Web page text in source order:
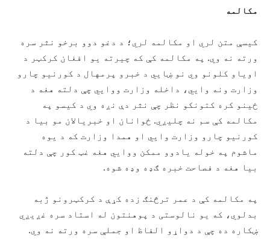
مکالمه
کیسې متن لري او مکالمه لري؛ د دغو دوو برخو نثر سره
ورته نه وي. په مکالمه کې که چیرته یو افغان کرکټر د
اویاو کلونو وي نو ښایي د خبرو پرمهال د کورنیو چارو
وزارت ونه وایي، داخله وزارت ووایي چې دلته هغه د
ځینو کره کتونکو نظر چې نثر دې نږه وي د کیسو په
مکالمه کې سم نه چلیږي. ځوانان او خبریالان مو بیا د
کورنیو چارو وزارت وایي او همدا وزارت که د یوه
ماشوم په خوله یادوو ممکن ووایي هغه غټ کور چې دلته
بیا هغه د فصاحت خبره ګډه وډه شوه.
په مکالمه کې د عمر ترڅنګ زده کړې د کرکټرونو ژبه
بدلوي، که یو نالوستی د پوهنتون له استاد سره غږیږي
ښکاره ده چې د دواړو الفاظ او جملې سره ورته نه وي.